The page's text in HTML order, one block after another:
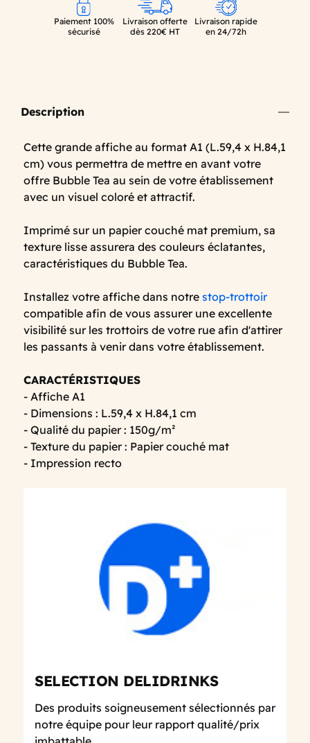
Paiement 100%
sécurisé
Livraison offerte
dès 220€ HT
Livraison rapide
en 24/72h
Description
Cette grande affiche au format A1 (L.59,4 x H.84,1
cm) vous permettra de mettre en avant votre
offre Bubble Tea au sein de votre établissement
avec un visuel coloré et attractif.
Imprimé sur un papier couché mat premium, sa
texture lisse assurera des couleurs éclatantes,
caractéristiques du Bubble Tea.
Installez votre affiche dans notre stop-trottoir
compatible afin de vous assurer une excellente
visibilité sur les trottoirs de votre rue afin d'attirer
les passants à venir dans votre établissement.
CARACTÉRISTIQUES
- Affiche A1
- Dimensions : L.59,4 x H.84,1 cm
- Qualité du papier : 150g/m²
- Texture du papier : Papier couché mat
- Impression recto
SELECTION DELIDRINKS
Des produits soigneusement sélectionnés par
notre équipe pour leur rapport qualité/prix